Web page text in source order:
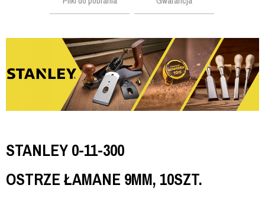
STANLEY 0-11-300
OSTRZE ŁAMANE 9MM, 10SZT.